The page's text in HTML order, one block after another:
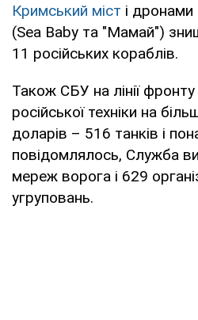
Кримський міст і
(Sea Baby та "Мамай")
11 російських кораблів.
Також СБУ на лінії фронту
російської техніки на
доларів – 516 танків і
повідомлялось, Служба
мереж ворога і 629
угруповань.